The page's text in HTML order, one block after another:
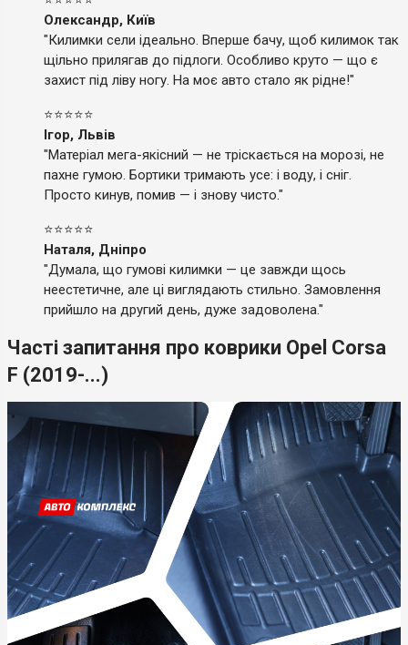
Олександр, Київ
"Килимки сели ідеально. Вперше бачу, щоб килимок так
щільно прилягав до підлоги. Особливо круто — що є
захист під ліву ногу. На моє авто стало як рідне!"
⭐⭐⭐⭐⭐
Ігор, Львів
"Матеріал мега-якісний — не тріскається на морозі, не
пахне гумою. Бортики тримають усе: і воду, і сніг.
Просто кинув, помив — і знову чисто."
⭐⭐⭐⭐⭐
Наталя, Дніпро
"Думала, що гумові килимки — це завжди щось
неестетичне, але ці виглядають стильно. Замовлення
прийшло на другий день, дуже задоволена."
Часті запитання про коврики Opel Corsa
F (2019-...)